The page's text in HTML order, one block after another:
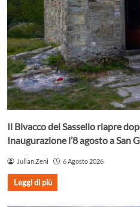
Il Bivacco del Sassello riapre
Inaugurazione l’8 agosto a San
Julian Zeni 6 Agosto 2026
Leggi di più